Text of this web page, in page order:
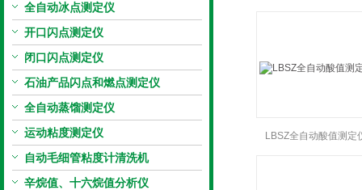
全自动冰点测定仪
开口闪点测定仪
闭口闪点测定仪
石油产品闪点和燃点测定仪
全自动蒸馏测定仪
运动粘度测定仪
自动毛细管粘度计清洗机
辛烷值、十六烷值分析仪
LBSZ全自动酸值测定